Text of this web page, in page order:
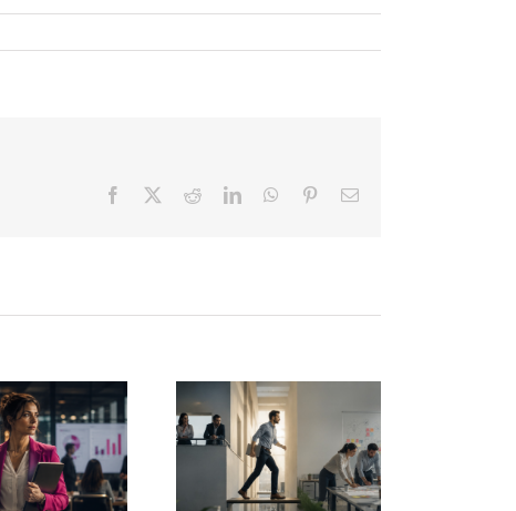
Facebook RedditLinkedInWhatsApp
PinterestCorreo
tradicional:
la
inteligencia
también es
una